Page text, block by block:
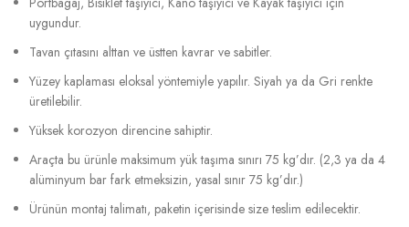
uygundur.
Tavan çıtasını alttan ve üstten kavrar ve sabitler.
Yüzey kaplaması eloksal yöntemiyle yapılır. Siyah ya da Gri renkte
üretilebilir.
Yüksek korozyon direncine sahiptir.
Araçta bu ürünle maksimum yük taşıma sınırı 75 kg’dır. (2,3 ya da 4
alüminyum bar fark etmeksizin, yasal sınır 75 kg’dır.)
Ürünün montaj talimatı, paketin içerisinde size teslim edilecektir.